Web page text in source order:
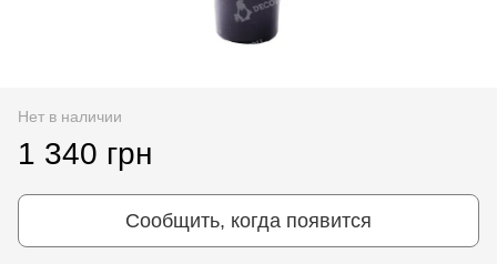
Нет в наличии
1 340 грн
Сообщить, когда появится